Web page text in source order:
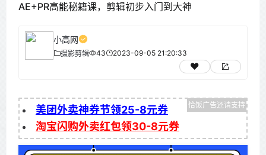
AE+PR高能秘籍课，剪辑初步入门到大神
小高网
摄影剪辑 43 2023-09-05 21:20:33
美团外卖神券节领25-8元券
淘宝闪购外卖红包领30-8元券